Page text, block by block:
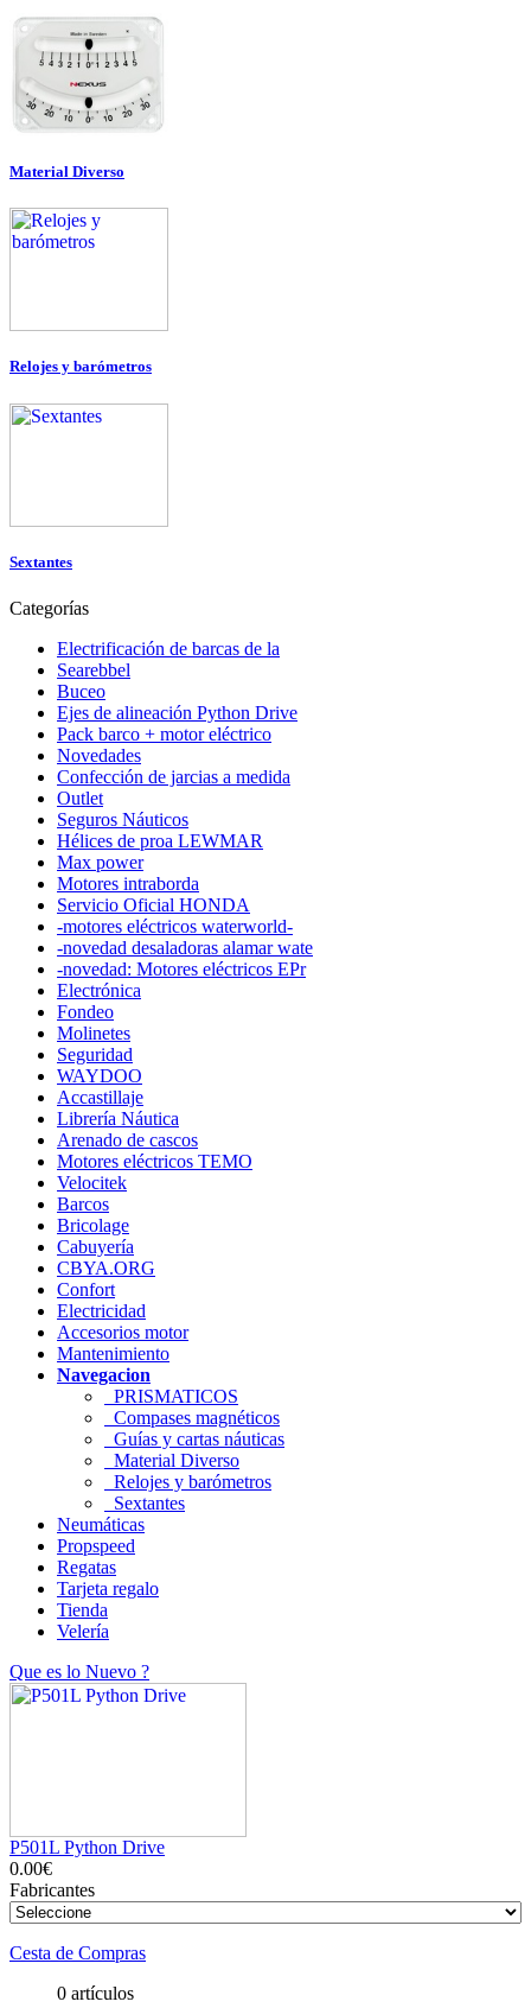
Material Diverso
Relojes y barómetros
Sextantes
Categorías
Electrificación de barcas de la
Searebbel
Buceo
Ejes de alineación Python Drive
Pack barco + motor eléctrico
Novedades
Confección de jarcias a medida
Outlet
Seguros Náuticos
Hélices de proa LEWMAR
Max power
Motores intraborda
Servicio Oficial HONDA
-motores eléctricos waterworld-
-novedad desaladoras alamar wate
-novedad: Motores eléctricos EPr
Electrónica
Fondeo
Molinetes
Seguridad
WAYDOO
Accastillaje
Librería Náutica
Arenado de cascos
Motores eléctricos TEMO
Velocitek
Barcos
Bricolage
Cabuyería
CBYA.ORG
Confort
Electricidad
Accesorios motor
Mantenimiento
Navegacion
PRISMATICOS
Compases magnéticos
Guías y cartas náuticas
Material Diverso
Relojes y barómetros
Sextantes
Neumáticas
Propspeed
Regatas
Tarjeta regalo
Tienda
Velería
Que es lo Nuevo ?
P501L Python Drive
0.00€
Fabricantes
Cesta de Compras
0 artículos